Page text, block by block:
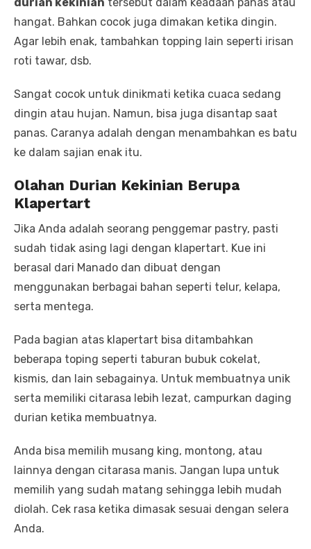
hangat. Bahkan cocok juga dimakan ketika dingin.
Agar lebih enak, tambahkan topping lain seperti irisan
roti tawar, dsb.
Sangat cocok untuk dinikmati ketika cuaca sedang
dingin atau hujan. Namun, bisa juga disantap saat
panas. Caranya adalah dengan menambahkan es batu
ke dalam sajian enak itu.
Olahan Durian Kekinian Berupa
Klapertart
Jika Anda adalah seorang penggemar pastry, pasti
sudah tidak asing lagi dengan klapertart. Kue ini
berasal dari Manado dan dibuat dengan
menggunakan berbagai bahan seperti telur, kelapa,
serta mentega.
Pada bagian atas klapertart bisa ditambahkan
beberapa toping seperti taburan bubuk cokelat,
kismis, dan lain sebagainya. Untuk membuatnya unik
serta memiliki citarasa lebih lezat, campurkan daging
durian ketika membuatnya.
Anda bisa memilih musang king, montong, atau
lainnya dengan citarasa manis. Jangan lupa untuk
memilih yang sudah matang sehingga lebih mudah
diolah. Cek rasa ketika dimasak sesuai dengan selera
Anda.